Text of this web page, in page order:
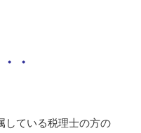
・
している税理士の方の